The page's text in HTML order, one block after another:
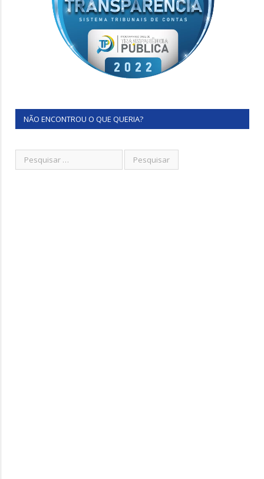
NÃO ENCONTROU O QUE QUERIA?